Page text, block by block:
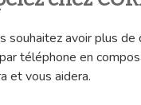
souhaitez avoir plus
téléphone en
et vous aidera.